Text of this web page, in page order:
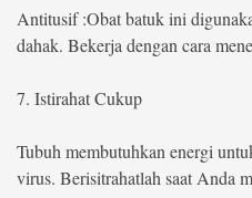
Antitusif :Obat batuk ini
dahak. Bekerja dengan cara
7. Istirahat Cukup
Tubuh membutuhkan energi
virus. Berisitrahatlah saat Anda